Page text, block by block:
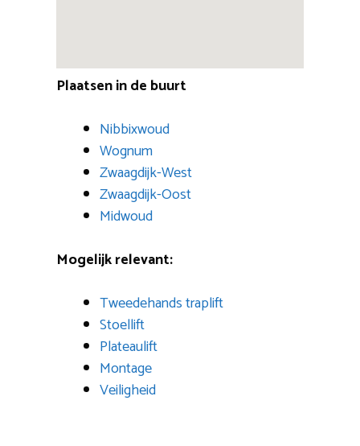
Plaatsen in de buurt
Nibbixwoud
Wognum
Zwaagdijk-West
Zwaagdijk-Oost
Midwoud
Mogelijk relevant:
Tweedehands traplift
Stoellift
Plateaulift
Montage
Veiligheid